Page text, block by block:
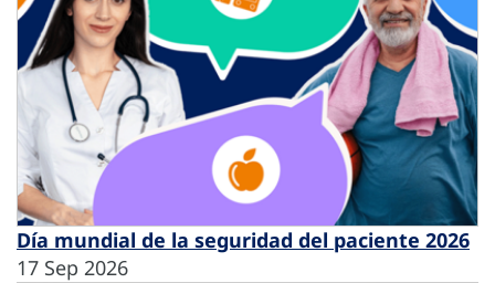
Día mundial de la seguridad del paciente 2026
17 Sep 2026